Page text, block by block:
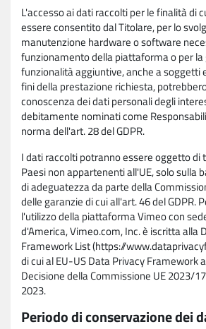
L'accesso ai dati raccolti per le finalità di
essere consentito dal Titolare, per lo
manutenzione hardware o software
funzionamento della piattaforma o per la
funzionalità aggiuntive, anche a soggetti
fini della prestazione richiesta,
conoscenza dei dati personali degli
debitamente nominati come
norma dell'art. 28 del GDPR.
I dati raccolti potranno essere oggetto di
Paesi non appartenenti all'UE, solo sulla
di adeguatezza da parte della
delle garanzie di cui all'art. 46 del GDPR.
l'utilizzo della piattaforma Vimeo con
d'America, Vimeo.com, Inc. è iscritta alla
Framework List (https://
di cui al EU-US Data Privacy Framework
Decisione della Commissione UE 2023/
2023.
Periodo di conservazione dei